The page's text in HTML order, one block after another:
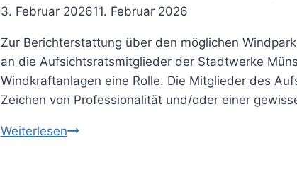
3. Februar 202611. Februar 2026
Zur Berichterstattung über den möglichen
an die Aufsichtsratsmitglieder der Stadtwerke
Windkraftanlagen eine Rolle. Die Mitglieder des
Zeichen von Professionalität und/oder einer
WeiterlesenEs